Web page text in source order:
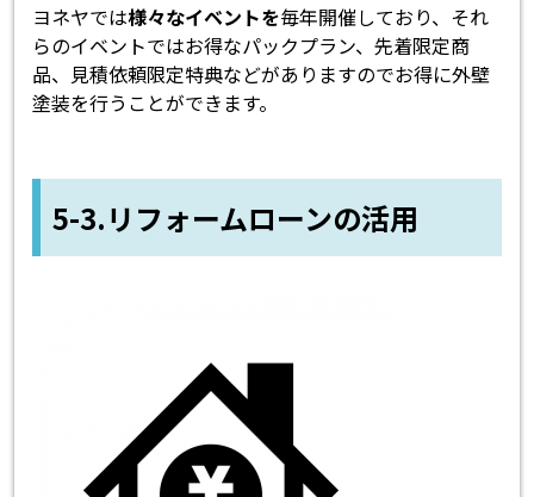
ヨネヤでは様々なイベントを毎年開催しており、それ
らのイベントではお得なパックプラン、先着限定商
品、見積依頼限定特典などがありますのでお得に外壁
塗装を行うことができます。
5-3.リフォームローンの活用